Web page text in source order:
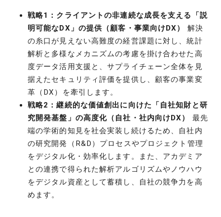
戦略1：クライアントの非連続な成長を支える「説
明可能なDX」の提供（顧客・事業向けDX）
解決
の糸口が見えない高難度の経営課題に対し、統計
解析と多様なメカニズムの考慮を掛け合わせた高
度データ活用支援と、サプライチェーン全体を見
据えたセキュリティ評価を提供し、顧客の事業変
革（DX）を牽引します。
戦略2：継続的な価値創出に向けた「自社知財と研
究開発基盤」の高度化（自社・社内向けDX）
最先
端の学術的知見を社会実装し続けるため、自社内
の研究開発（R&D）プロセスやプロジェクト管理
をデジタル化・効率化します。また、アカデミア
との連携で得られた解析アルゴリズムやノウハウ
をデジタル資産として蓄積し、自社の競争力を高
めます。